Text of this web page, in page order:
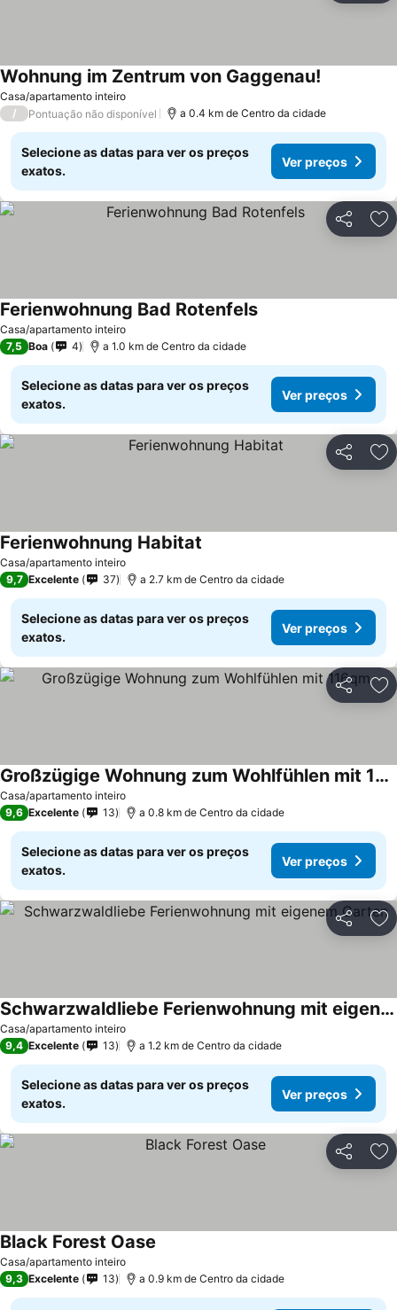
Casa/apartamento inteiro
Wohnung im Zentrum von Gaggenau!
/ Pontuação não disponível a 0.4 km de Centro da cidade
Selecione as datas para ver os preços
exatos.
Ver preços
Partilhar
Casa/apartamento inteiro
Ferienwohnung Bad Rotenfels
7,5 Boa 4 a 1.0 km de Centro da cidade
Selecione as datas para ver os preços
exatos.
Ver preços
Partilhar
Casa/apartamento inteiro
Ferienwohnung Habitat
9,7 Excelente 37 a 2.7 km de Centro da cidade
Selecione as datas para ver os preços
exatos.
Ver preços
Partilhar
Casa/apartamento inteiro
Großzügige Wohnung zum Wohlfühlen mit 116qm
9,6 Excelente 13 a 0.8 km de Centro da cidade
Selecione as datas para ver os preços
exatos.
Ver preços
Partilhar
Casa/apartamento inteiro
Schwarzwaldliebe Ferienwohnung mit eigenem Garten
9,4 Excelente 13 a 1.2 km de Centro da cidade
Selecione as datas para ver os preços
exatos.
Ver preços
Partilhar
Casa/apartamento inteiro
Black Forest Oase
9,3 Excelente 13 a 0.9 km de Centro da cidade